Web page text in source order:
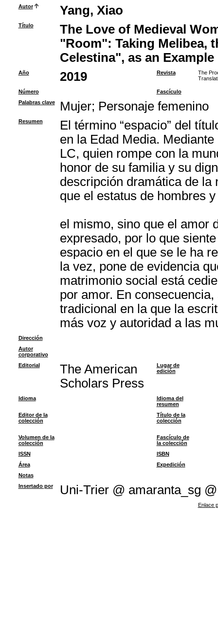
Autor Yang, Xiao
Título
The Love of Medieval
"Room": Taking Melibea,
Celestina", as an Example
Año 2019 Revista
The
Número
Fascículo
Palabras clave
Mujer; Personaje femenino
Resumen
El término “espacio” del
en la Edad Media.
LC, quien rompe con la
honor de su familia y su
descripción dramática de la
que el estatus de hombres
el mismo, sino que el amor
expresado, por lo que
espacio en el que se le ha
la vez, pone de evidencia
matrimonio social está
por amor. En
tradicional en la que la
más voz y autoridad a las
Dirección
Autor
corporativo
Editorial
The American
Scholars Press
Lugar de
edición
Idioma
Idioma del
resumen
Editor de la
colección
Título de la
colección
Volumen de la
colección
Fascículo de
la colección
ISSN
ISBN
Área
Expedición
Notas
Insertado por
Uni-Trier @ amaranta_sg @
Enlace